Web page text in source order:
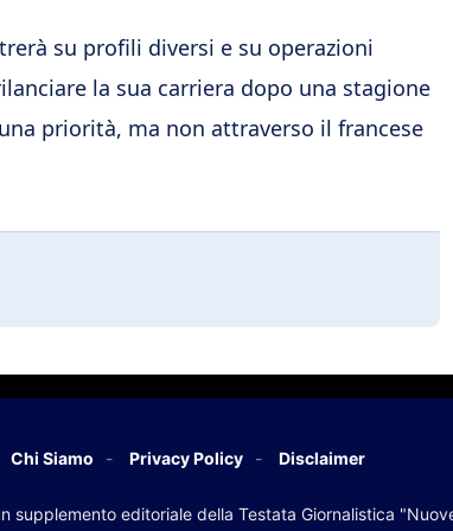
su profili diversi e su operazioni
la sua carriera dopo una stagione
priorità, ma non attraverso il francese
Chi Siamo Privacy Policy Disclaimer
supplemento editoriale della Testata Giornalistica